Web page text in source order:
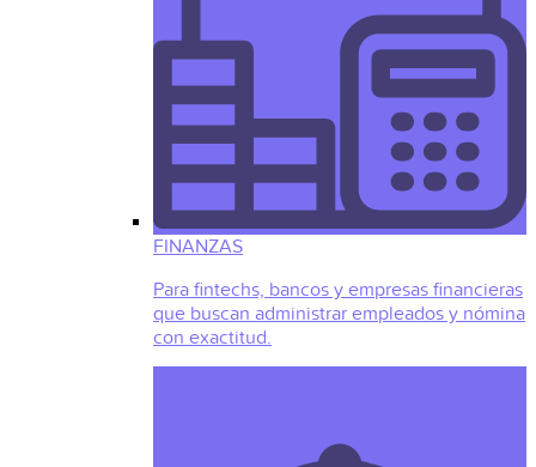
FINANZAS
Para fintechs, bancos y empresas financieras
que buscan administrar empleados y nómina
con exactitud.